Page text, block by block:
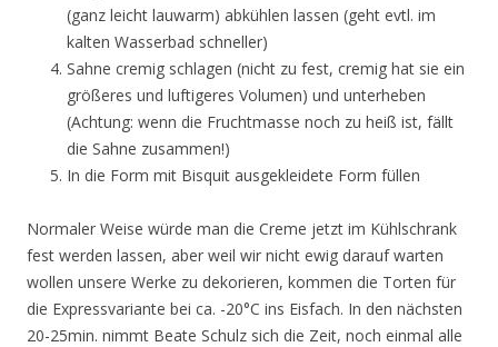
(ganz leicht lauwarm) abkühlen lassen (geht evtl. im
kalten Wasserbad schneller)
Sahne cremig schlagen (nicht zu fest, cremig hat sie ein
größeres und luftigeres Volumen) und unterheben
(Achtung: wenn die Fruchtmasse noch zu heiß ist, fällt
die Sahne zusammen!)
In die Form mit Bisquit ausgekleidete Form füllen
Normaler Weise würde man die Creme jetzt im Kühlschrank
fest werden lassen, aber weil wir nicht ewig darauf warten
wollen unsere Werke zu dekorieren, kommen die Torten für
die Expressvariante bei ca. -20°C ins Eisfach. In den nächsten
20-25min. nimmt Beate Schulz sich die Zeit, noch einmal alle